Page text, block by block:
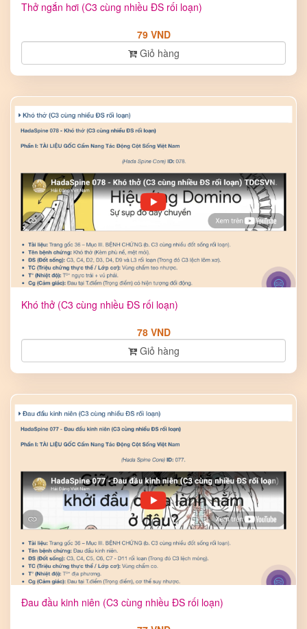
Thở ngắn hơi (C3 cùng nhiều ĐS rối loạn)
79 VND
Giỏ hàng
Khó thở (C3 cùng nhiều ĐS rối loạn)
78 VND
Giỏ hàng
Đau đầu kinh niên (C3 cùng nhiều ĐS rối loạn)